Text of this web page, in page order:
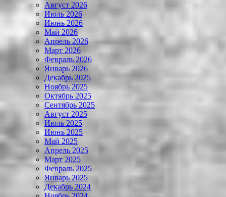
Август 2026
Июль 2026
Июнь 2026
Май 2026
Апрель 2026
Март 2026
Февраль 2026
Январь 2026
Декабрь 2025
Ноябрь 2025
Октябрь 2025
Сентябрь 2025
Август 2025
Июль 2025
Июнь 2025
Май 2025
Апрель 2025
Март 2025
Февраль 2025
Январь 2025
Декабрь 2024